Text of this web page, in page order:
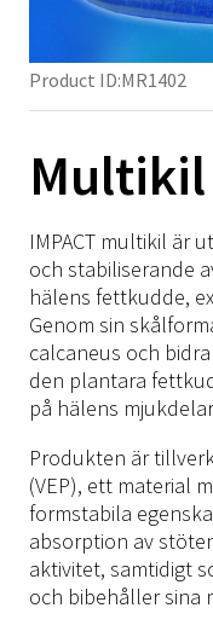
Ödem
Post-
Pelott
Häl
Inlägg
SRX/
Axel
Rygg
Fotled
Ice-
NRX/
NRX
NRX
SRX
ARX
NRX
NRX
NRX
Blend
Tejp
Click
Barn
Övrigt
Fot &
SRX/
NRX/
NRX
Tejp
Click
Barn
Övrigt
Fot &
SRX/
Tejp
Click
Barn
Övrigt
Product ID:MR1402
Multikil
IMPACT multikil är
och stabiliserande
hälens fettkudde,
Genom sin
calcaneus och
den plantara
på hälens
Produkten är
(VEP), ett material
formstabila
absorption av
aktivitet, samtidigt
och bibehåller sina